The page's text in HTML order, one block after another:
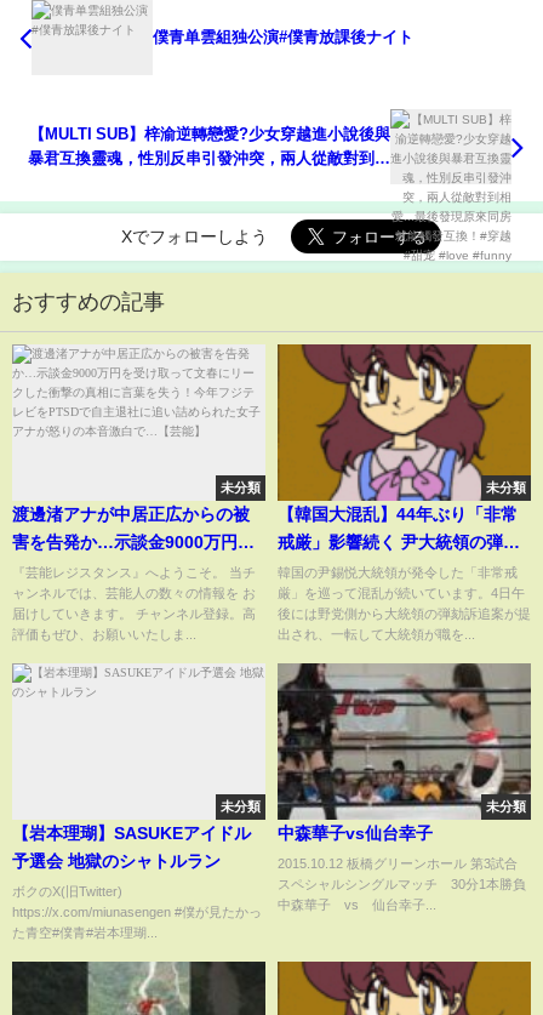
僕青单雲組独公演#僕青放課後ナイト
【MULTI SUB】梓渝逆轉戀愛?少女穿越進小說後與
暴君互換靈魂，性別反串引發沖突，兩人從敵對到相
#love #funny
Xでフォローしよう
おすすめの記事
未分類
渡邊渚アナが中居正広からの被
害を告発か…示談金9000万円を
受け取って文春にリークした衝
撃の真相に言葉を失う！今年フ
ジテレビをPTSDで自主退社に追
本音激白で…【芸能】
『芸能レジスタンス』へようこそ。 当チ
ャンネルでは、芸能人の数々の情報を お
届けしていきます。 チャンネル登録。高
評価もぜひ、お願いいたしま...
未分類
【韓国大混乱】44年ぶり「非常
戒厳」影響続く 尹大統領の弾劾
訴追案も
韓国の尹錫悦大統領が発令した「非常戒
厳」を巡って混乱が続いています。4日午
後には野党側から大統領の弾劾訴追案が提
出され、一転して大統領が職を...
未分類
【岩本理瑚】SASUKEアイドル
予選会 地獄のシャトルラン
ボクのX(旧Twitter)
https://x.com/miunasengen #僕が見たかっ
た青空#僕青#岩本理瑚...
未分類
中森華子vs仙台幸子
2015.10.12 板橋グリーンホール 第3試合
スペシャルシングルマッチ 30分1本勝負
中森華子 vs 仙台幸子...